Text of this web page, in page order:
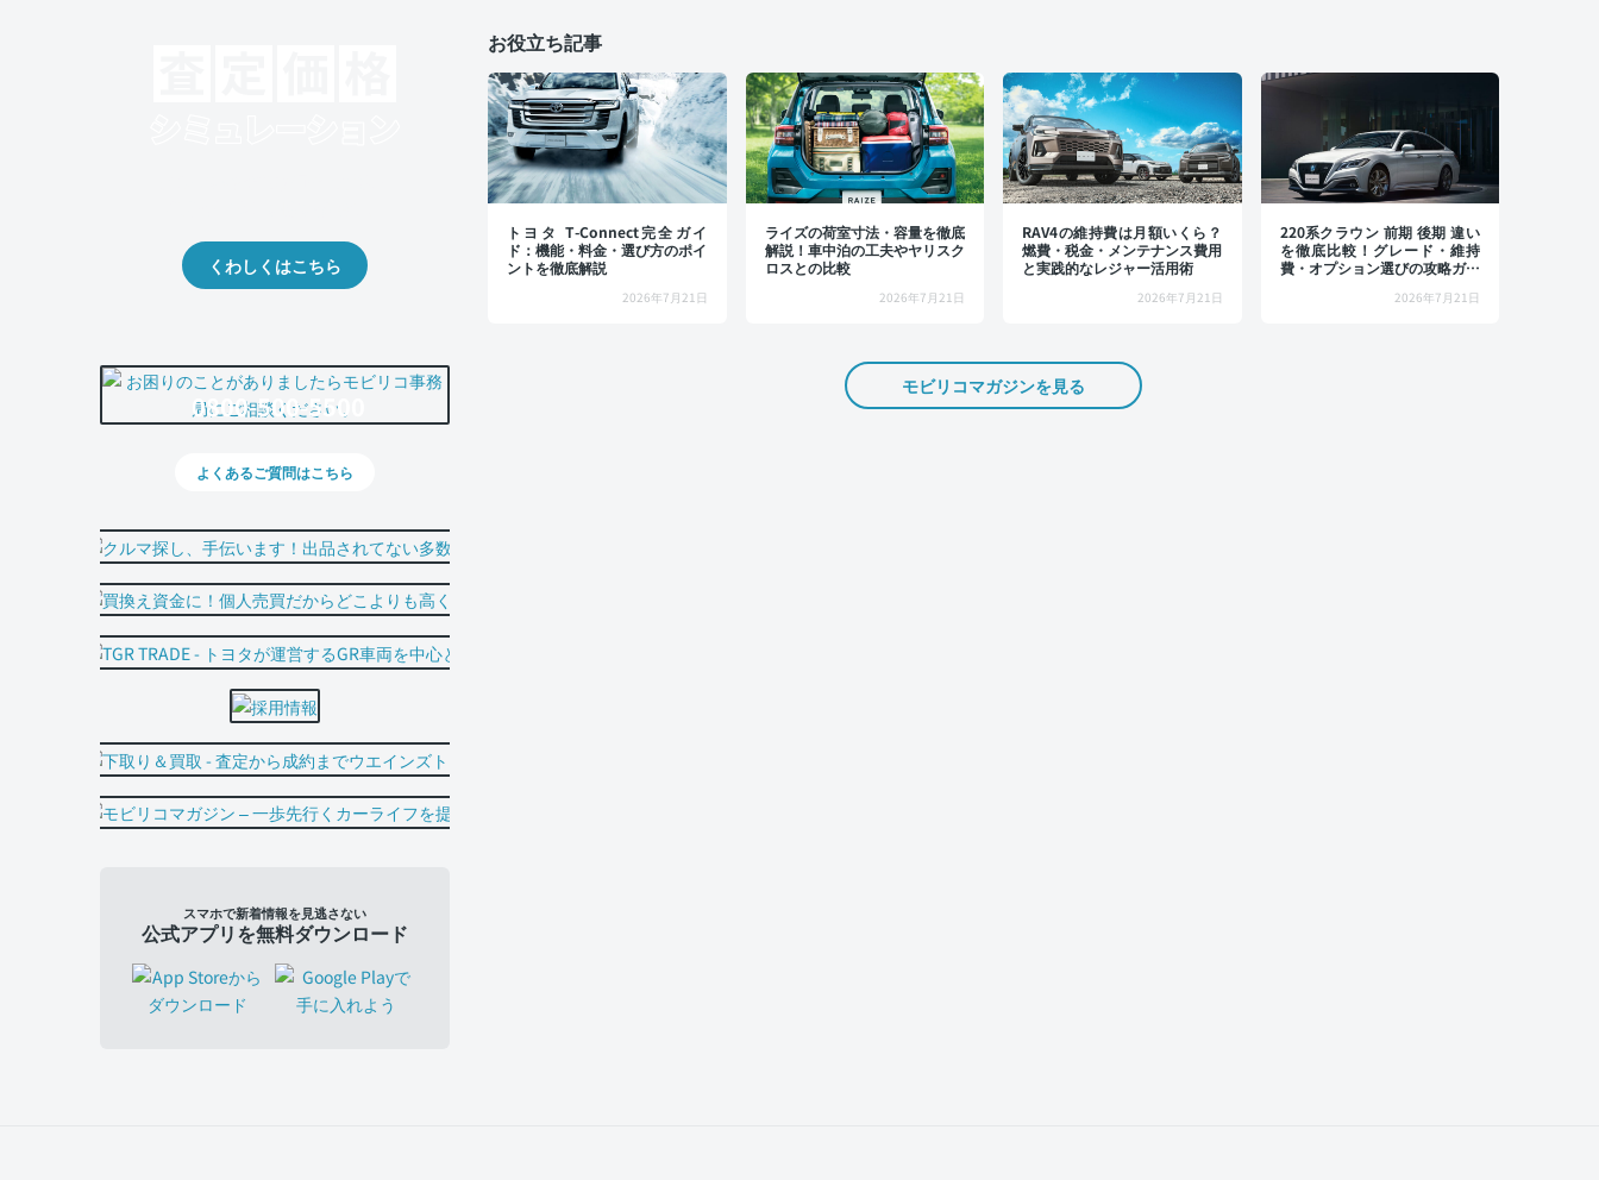
お役立ち記事
トヨタ T-Connect完全ガイ
ド：機能・料金・選び方のポイ
ントを徹底解説
2026年7月21日
ライズの荷室寸法・容量を徹底
解説！車中泊の工夫やヤリスク
ロスとの比較
2026年7月21日
RAV4の維持費は月額いくら？
燃費・税金・メンテナンス費用
と実践的なレジャー活用術
2026年7月21日
220系クラウン 前期 後期 違い
を徹底比較！グレード・維持
費・オプション選びの攻略ガイ
2026年7月21日
モビリコマガジンを見る
くわしくはこちら
0800-500-5500
よくあるご質問はこちら
スマホで新着情報を見逃さない
公式アプリを無料ダウンロード